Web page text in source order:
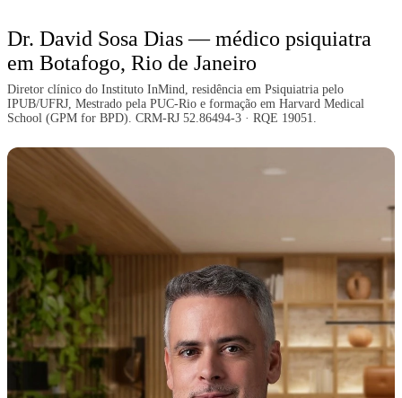
Dr. David Sosa Dias — médico psiquiatra
em Botafogo, Rio de Janeiro
Diretor clínico do Instituto InMind, residência em Psiquiatria pelo
IPUB/UFRJ, Mestrado pela PUC-Rio e formação em Harvard Medical
School (GPM for BPD). CRM-RJ 52.86494-3 · RQE 19051.